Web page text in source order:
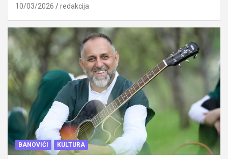
10/03/2026 redakcija
BANOVIĆI KULTURA